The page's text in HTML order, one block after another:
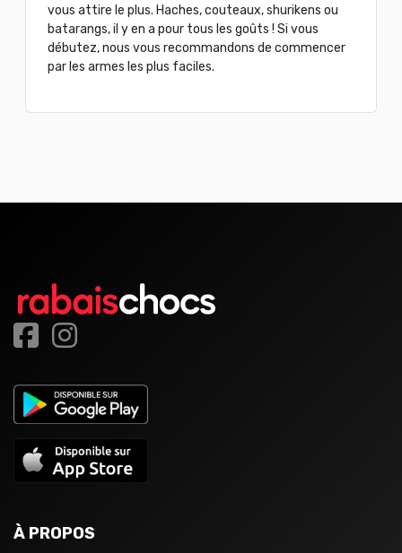
vous attire le plus. Haches, couteaux, shurikens ou
batarangs, il y en a pour tous les goûts ! Si vous
débutez, nous vous recommandons de commencer
par les armes les plus faciles.
À PROPOS